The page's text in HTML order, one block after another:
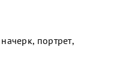
портрет,